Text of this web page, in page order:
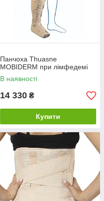
Панчоха Thuasne
MOBIDERM при лімфедемі
В наявності
14 330 ₴
Купити